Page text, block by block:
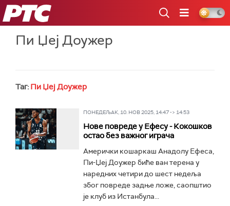
РТС
Пи Џеј Доужер
Таг: Пи Џеј Доужер
ПОНЕДЕЉАК, 10. НОВ 2025, 14:47 -> 14:53
Нове повреде у Ефесу - Кокошков
остао без важног играча
Амерички кошаркаш Анадолу Ефеса,
Пи-Џеј Доужер биће ван терена у
наредних четири до шест недеља
због повреде задње ложе, саопштио
је клуб из Истанбула...